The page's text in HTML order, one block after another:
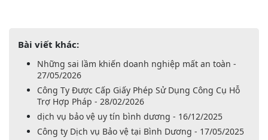
Bài viết khác:
Những sai lầm khiến doanh nghiệp mất an toàn -
27/05/2026
Công Ty Được Cấp Giấy Phép Sử Dụng Công Cụ Hỗ
Trợ Hợp Pháp - 28/02/2026
dịch vụ bảo vệ uy tín bình dương - 16/12/2025
Công ty Dịch vụ Bảo vệ tại Bình Dương - 17/05/2025